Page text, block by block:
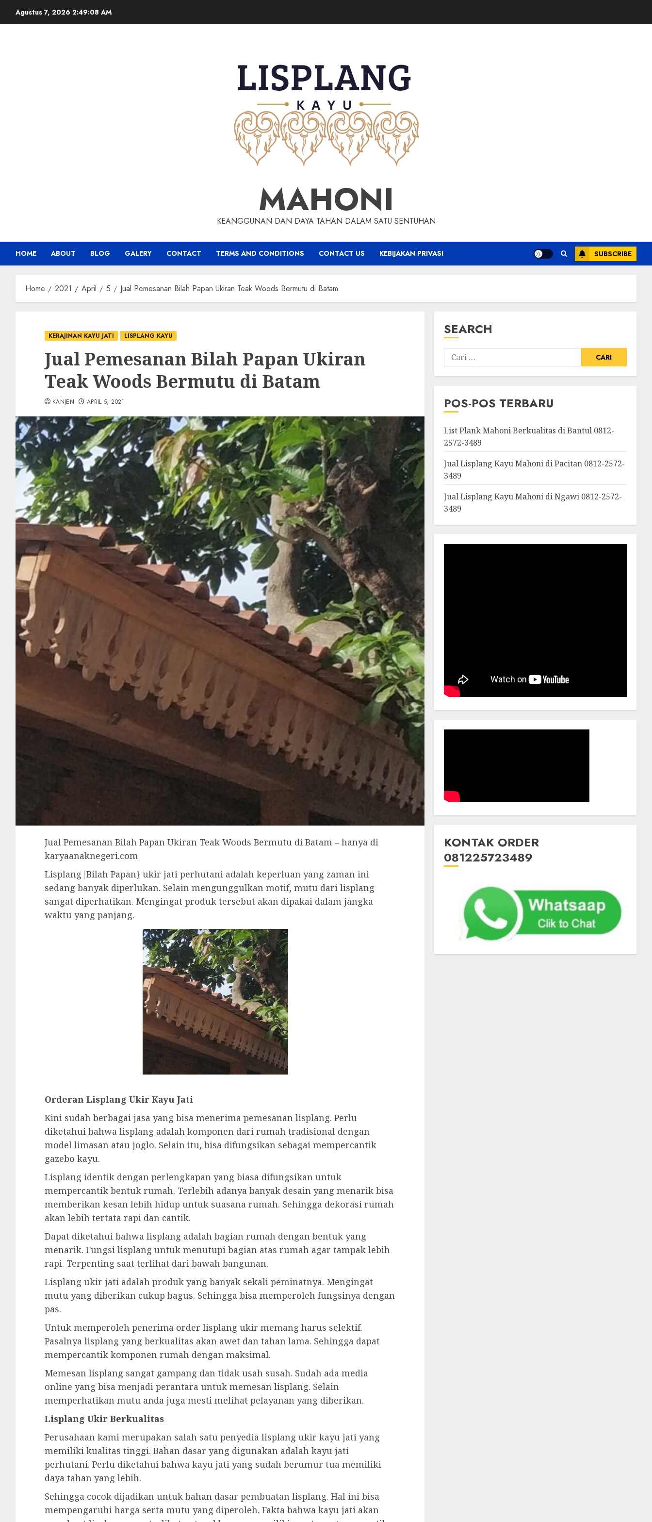
Agustus 7, 2026 2:49:09 AM
MAHONI
KEANGGUNAN DAN DAYA TAHAN DALAM SATU SENTUHAN
HOME ABOUT BLOG GALERY CONTACT TERMS AND CONDITIONS CONTACT US KEBIJAKAN PRIVASI SUBSCRIBE
Home 2021 April 5 Jual Pemesanan Bilah Papan Ukiran Teak Woods Bermutu di Batam
KERAJINAN KAYU JATI LISPLANG KAYU
Jual Pemesanan Bilah Papan Ukiran
Teak Woods Bermutu di Batam
KANJEN APRIL 5, 2021
Jual Pemesanan Bilah Papan Ukiran Teak Woods Bermutu di Batam – hanya di
karyaanaknegeri.com
Lisplang|Bilah Papan} ukir jati perhutani adalah keperluan yang zaman ini
sedang banyak diperlukan. Selain mengunggulkan motif, mutu dari lisplang
sangat diperhatikan. Mengingat produk tersebut akan dipakai dalam jangka
waktu yang panjang.
Orderan Lisplang Ukir Kayu Jati
Kini sudah berbagai jasa yang bisa menerima pemesanan lisplang. Perlu
diketahui bahwa lisplang adalah komponen dari rumah tradisional dengan
model limasan atau joglo. Selain itu, bisa difungsikan sebagai mempercantik
gazebo kayu.
Lisplang identik dengan perlengkapan yang biasa difungsikan untuk
mempercantik bentuk rumah. Terlebih adanya banyak desain yang menarik bisa
memberikan kesan lebih hidup untuk suasana rumah. Sehingga dekorasi rumah
akan lebih tertata rapi dan cantik.
Dapat diketahui bahwa lisplang adalah bagian rumah dengan bentuk yang
menarik. Fungsi lisplang untuk menutupi bagian atas rumah agar tampak lebih
rapi. Terpenting saat terlihat dari bawah bangunan.
Lisplang ukir jati adalah produk yang banyak sekali peminatnya. Mengingat
mutu yang diberikan cukup bagus. Sehingga bisa memperoleh fungsinya dengan
pas.
Untuk memperoleh penerima order lisplang ukir memang harus selektif.
Pasalnya lisplang yang berkualitas akan awet dan tahan lama. Sehingga dapat
mempercantik komponen rumah dengan maksimal.
Memesan lisplang sangat gampang dan tidak usah susah. Sudah ada media
online yang bisa menjadi perantara untuk memesan lisplang. Selain
memperhatikan mutu anda juga mesti melihat pelayanan yang diberikan.
Lisplang Ukir Berkualitas
Perusahaan kami merupakan salah satu penyedia lisplang ukir kayu jati yang
memiliki kualitas tinggi. Bahan dasar yang digunakan adalah kayu jati
perhutani. Perlu diketahui bahwa kayu jati yang sudah berumur tua memiliki
daya tahan yang lebih.
Sehingga cocok dijadikan untuk bahan dasar pembuatan lisplang. Hal ini bisa
mempengaruhi harga serta mutu yang diperoleh. Fakta bahwa kayu jati akan
SEARCH
POS-POS TERBARU
List Plank Mahoni Berkualitas di Bantul 0812-
2572-3489
Jual Lisplang Kayu Mahoni di Pacitan 0812-2572-
3489
Jual Lisplang Kayu Mahoni di Ngawi 0812-2572-
3489
KONTAK ORDER
081225723489